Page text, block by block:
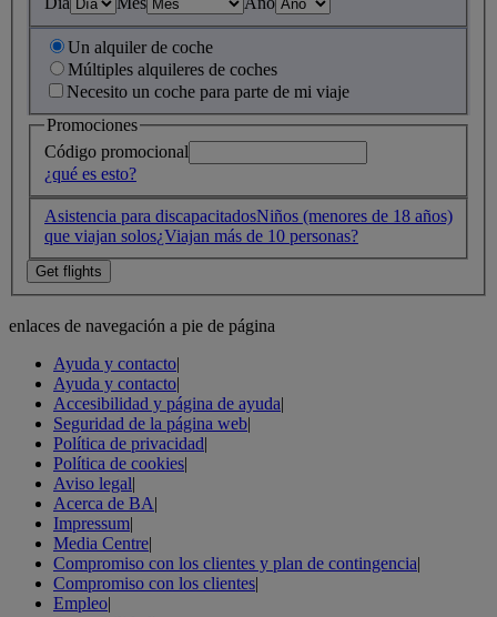
Un alquiler de coche
Múltiples alquileres de coches
Necesito un coche para parte de mi viaje
Promociones
Código promocional
¿qué es esto?
Asistencia para discapacitadosNiños (menores de 18 años)
que viajan solos¿Viajan más de 10 personas?
enlaces de navegación a pie de página
Ayuda y contacto|
Ayuda y contacto|
Accesibilidad y página de ayuda|
Seguridad de la página web|
Política de privacidad|
Política de cookies|
Aviso legal|
Acerca de BA|
Impressum|
Media Centre|
Compromiso con los clientes y plan de contingencia|
Compromiso con los clientes|
Empleo|